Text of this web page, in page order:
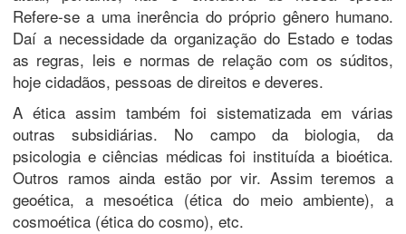
Refere-se a uma inerência do próprio gênero humano.
Daí a necessidade da organização do Estado e todas
as regras, leis e normas de relação com os súditos,
hoje cidadãos, pessoas de direitos e deveres.
A ética assim também foi sistematizada em várias
outras subsidiárias. No campo da biologia, da
psicologia e ciências médicas foi instituída a bioética.
Outros ramos ainda estão por vir. Assim teremos a
geoética, a mesoética (ética do meio ambiente), a
cosmoética (ética do cosmo), etc.